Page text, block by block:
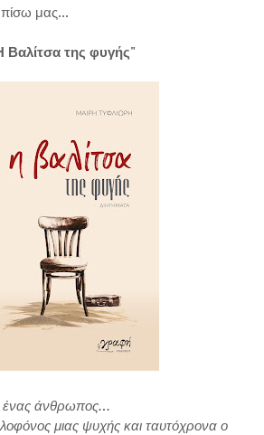
μας...
Βαλίτσα της φυγής"
ένας άνθρωπος…
μιας ψυχής και ταυτόχρονα ο